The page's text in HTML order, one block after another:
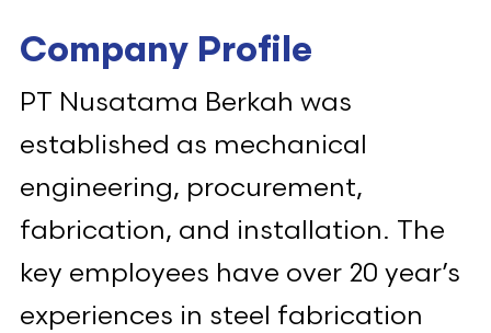
Company Profile
PT Nusatama Berkah was
established as mechanical
engineering, procurement,
fabrication, and installation. The
key employees have over 20 year’s
experiences in steel fabrication